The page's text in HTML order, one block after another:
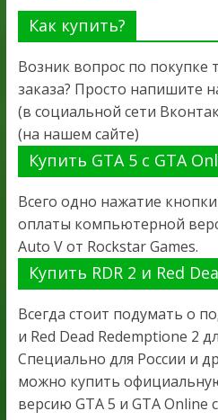
Как купить?
Возник вопрос по покупке
заказа? Просто напишите
(в социальной сети
(на нашем сайте)
Купить GTA 5 с GTA
Всего одно нажатие
оплаты компьютерной
Auto V от Rockstar Games.
Купить RDR 2 и Red
Всегда стоит подумать о
и Red Dead Redemptione 2
Специально для России и
можно купить
версию GTA 5 и GTA Online